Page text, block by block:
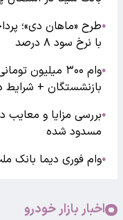
●
با نرخ سود ۸ درصد
●
وام ۳۰۰
بازنشستگان + شرایط
●بررسی مزایا و معایب
مسدود شده
●وام فوری دیما بانک
اخبار بازار خودرو